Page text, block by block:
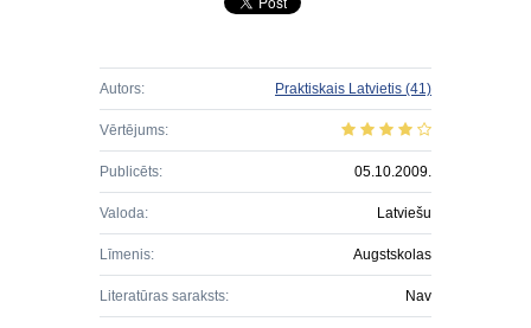
Autors: Praktiskais Latvietis (41)
Vērtējums:
Publicēts: 05.10.2009.
Valoda: Latviešu
Līmenis: Augstskolas
Literatūras saraksts: Nav